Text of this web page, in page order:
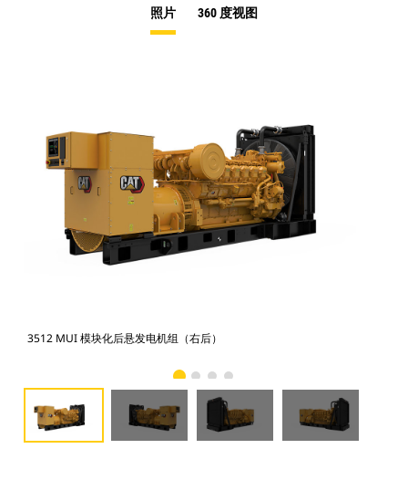
照片 360 度视图
3512 MUI 模块化后悬发电机组（右后）